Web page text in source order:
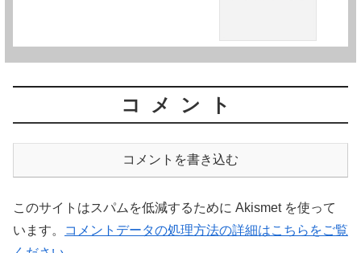
コメント
コメントを書き込む
このサイトはスパムを低減するために Akismet を使って
います。
コメントデータの処理方法の詳細はこちらをご覧